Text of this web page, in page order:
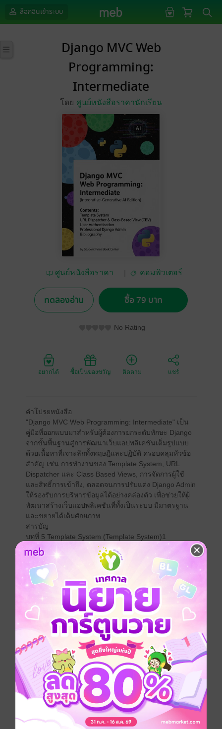
ล็อกอินเข้าระบบ
Django MVC Web
Programming:
Intermediate
โดย ศูนย์หนังสือราคานักเรียน
ศูนย์หนังสือราคา
คอมพิวเตอร์
ทดลองอ่าน ซื้อ 79 บาท
No Rating
อยากได้ ซื้อเป็นของขวัญ ติดตาม แชร์
คำโปรยหนังสือ
"Django MVC Web Programming: Intermediate" เป็น
คู่มือที่ออกแบบมาสำหรับผู้ต้องการยกระดับทักษะ Django
จากขั้นพื้นฐานสู่การพัฒนาเว็บแอปพลิเคชันเต็มรูปแบบ
ด้วยเนื้อหาที่เจาะลึกทั้งทฤษฎีและปฏิบัติ ครอบคลุมหัวข้อ
สำคัญ เช่น การทำงานของ Template System, URL
Dispatcher และ Class Based Views, การจัดการผู้ใช้
และสิทธิ์การเข้าถึง, ตลอดจนการปรับแต่ง Django Admin
ให้รองรับการบริหารข้อมูลได้อย่างคล่องตัว เพื่อช่วยให้ผู้
พัฒนาสร้างเว็บแอปพลิเคชันที่ทั้งเป็นระบบ มีมาตรฐาน
และขยายได้เต็มศักยภาพ
สารบัญ
บทที่ 5 Template System (Template System)1
ระบบเทมเพลต (Template System) อย่างลึกใน Django
Template Inheritance (การสืบทอด Template) ใน
Django
Template Filters และ Custom Filters ใน Django
การจัดการ Static Files และ Media Files ใน Django
บทที่ 6 URL Dispatcher & View แบบ Class Based (CBV)
(URL Dispatcher & View)87
URL Dispatcher และ Class Based Views (CBV) ใน
Django
ฟังก์ชัน View (FBV) vs Class Based View (CBV) ใน
Django
การใช้ Generic Views ใน Django: ListView และ
DetailView
การใช้งาน Mixins และ Decorators ใน Django Views
บทที่ 7 User Authentication (User Authentication)156
ระบบ User Authentication ใน Django
ระบบ Login / Logout / Registration ใน Django (แนวคิด
เชิงทฤษฎี)